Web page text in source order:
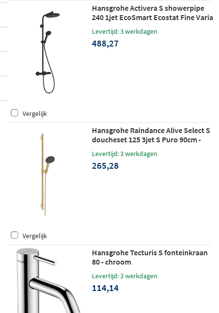
Hansgrohe Activera S showerpipe
240 1jet EcoSmart Ecostat Fine Varia
Levertijd: 3 werkdagen
488,27
Vergelijk
Hansgrohe Raindance Alive Select S
doucheset 125 3jet S Puro 90cm -
Levertijd: 3 werkdagen
265,28
Vergelijk
Hansgrohe Tecturis S fonteinkraan
80 - chroom
Levertijd: 3 werkdagen
114,14